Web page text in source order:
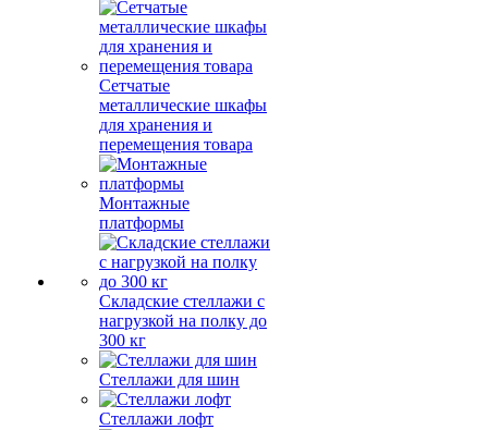
Сетчатые
металлические шкафы
для хранения и
перемещения товара
Монтажные
платформы
Складские стеллажи с
нагрузкой на полку до
300 кг
Стеллажи для шин
Стеллажи лофт